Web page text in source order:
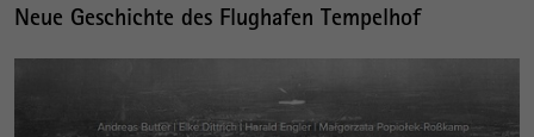
Neue Geschichte des Flughafen Tempelhof